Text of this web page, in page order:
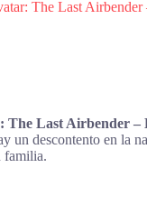
The Last
The Last Airbender
un descontento en la
familia.